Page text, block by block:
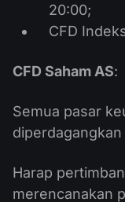
20:00;
CFD
CFD Saham AS:
Semua pasar
Harap
merencanakan